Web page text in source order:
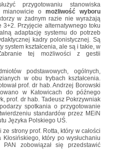
przygotowaniu stanowiska
mianowicie omożliwość wyboru
w żadnym razie nie wyrażają
Przyjęcie alternatywnego toku
adaptację systemu do potrzeb
kadry polonistycznej. Są
kształcenia, ale są i takie, w
tej możliwości z gestii
podstawowych, ogólnych,
w obu trybach kształcenia.
prof. dr hab. Andrzej Borowski
w Katowicach do późnego
prof. dr hab. Tadeusz Pokrzywniak
spotkania o przygotowanie
standardów przez MEiN
Języka Polskiego UŚ.
strony prof. Rotta, który w całości
który po wysłuchaniu
zobowiązał się przedstawić